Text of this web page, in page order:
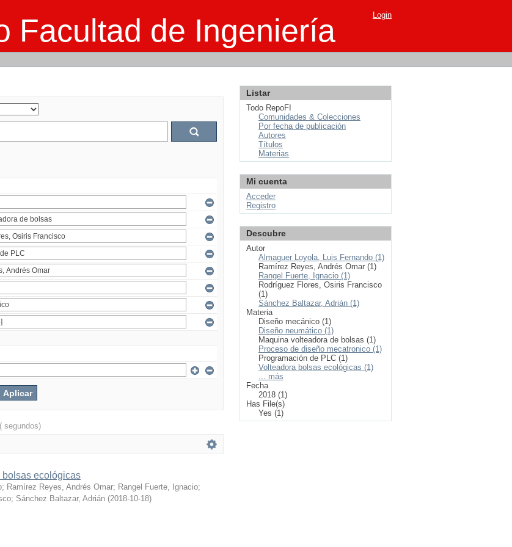
Facultad de Ingeniería Login
( segundos)
bolsas ecológicas
; Ramírez Reyes, Andrés Omar; Rangel Fuerte, Ignacio;
; Sánchez Baltazar, Adrián (2018-10-18)
Listar
Todo RepoFI
Comunidades & Colecciones
Por fecha de publicación
Autores
Títulos
Materias
Mi cuenta
Acceder
Registro
Descubre
Autor
Almaguer Loyola, Luis Fernando (1)
Ramírez Reyes, Andrés Omar (1)
Rangel Fuerte, Ignacio (1)
Rodríguez Flores, Osiris Francisco
(1)
Sánchez Baltazar, Adrián (1)
Materia
Diseño mecánico (1)
Diseño neumático (1)
Maquina volteadora de bolsas (1)
Proceso de diseño mecatronico (1)
Programación de PLC (1)
Volteadora bolsas ecológicas (1)
... más
Fecha
2018 (1)
Has File(s)
Yes (1)